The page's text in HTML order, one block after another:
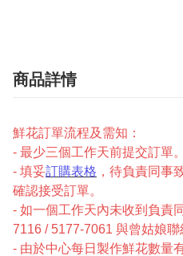
商品詳情
鮮花訂單流程及需知：
- 最少三個工作天前提交訂單。
- 填妥訂購表格 ，待負責同事
確認接受訂單。
- 如一個工作天內未收到負責
7116 / 5177-7061 與曾姑娘聯
- 由於中心每日製作鮮花數量